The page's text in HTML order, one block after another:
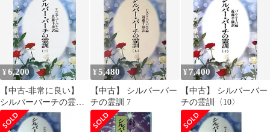
¥6,200
【中古-非常に良い】
シルバーバーチの霊訓
2
¥5,480
【中古】 シルバーバー
チの霊訓 7
¥ 7,400
【中古】 シルバーバー
チの霊訓〈10〉